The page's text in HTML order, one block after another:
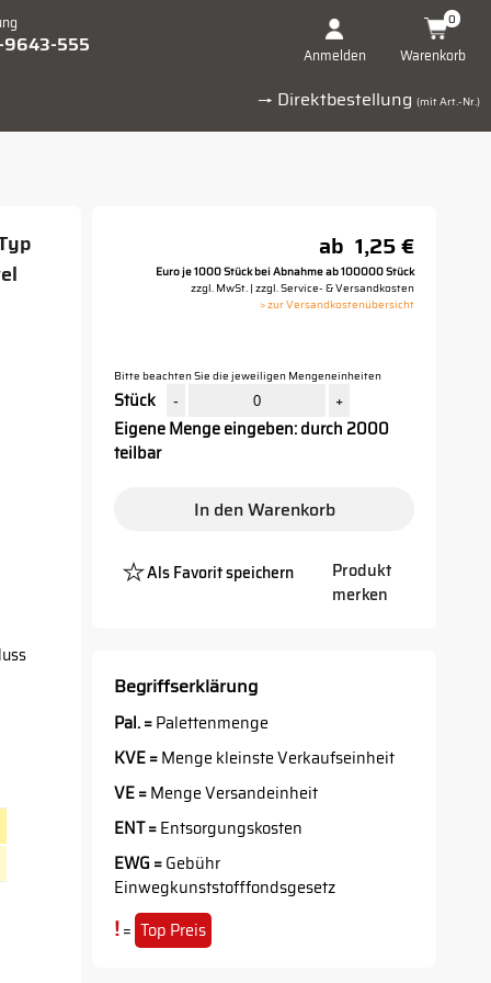
9643-555 Anmelden Warenkorb
0
→ Direktbestellung (mit Art.-Nr.)
ab 1,25 €
Euro je 1000 Stück bei Abnahme ab 100000 Stück
zzgl. MwSt. | zzgl. Service- & Versandkosten
> zur Versandkostenübersicht
Bitte beachten Sie die jeweiligen Mengeneinheiten
Stück - +
Eigene Menge eingeben: durch 2000
teilbar
In den Warenkorb
Als Favorit speichern
Platzhalter
Button
Produkt
merken
Begriffserklärung
Pal. =Palettenmenge
KVE =Menge kleinste Verkaufseinheit
VE =Menge Versandeinheit
ENT =Entsorgungskosten
EWG =Gebühr
Einwegkunststofffondsgesetz
!= Top Preis